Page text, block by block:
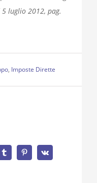
luglio 2012, pag.
, Imposte Dirette
Tumblr PinterestVk